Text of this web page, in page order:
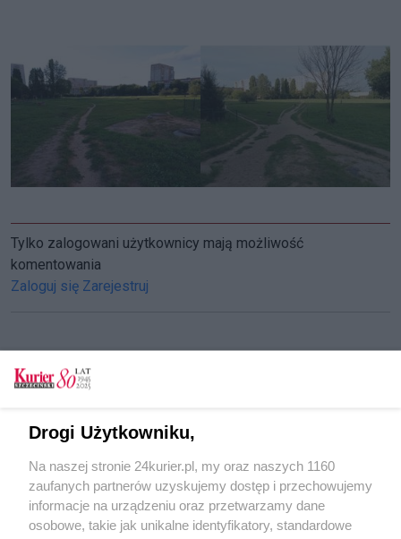
Tylko zalogowani użytkownicy mają możliwość
komentowania
Zaloguj się Zarejestruj
CZYTAJ TAKŻE
Inicjatywa obywatelska: „TAK dla parku przy
Cukrowej". Mieszkańcy aranżują park [GALERIA]
Bujaj się! Także w Śródmieściu
Drogi Użytkowniku,
Na naszej stronie 24kurier.pl, my oraz naszych 1160
zaufanych partnerów uzyskujemy dostęp i przechowujemy
informacje na urządzeniu oraz przetwarzamy dane
osobowe, takie jak unikalne identyfikatory, standardowe